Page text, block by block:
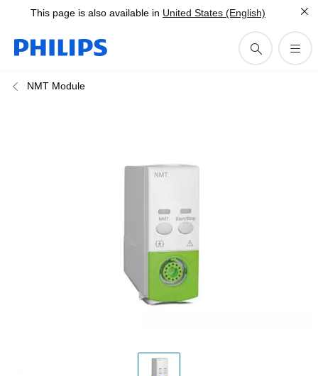
This page is also available in United States (English)
NMT Module